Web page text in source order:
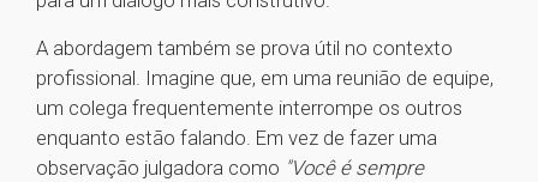
A abordagem também se prova útil no contexto
profissional. Imagine que, em uma reunião de equipe,
um colega frequentemente interrompe os outros
enquanto estão falando. Em vez de fazer uma
observação julgadora como "Você é sempre